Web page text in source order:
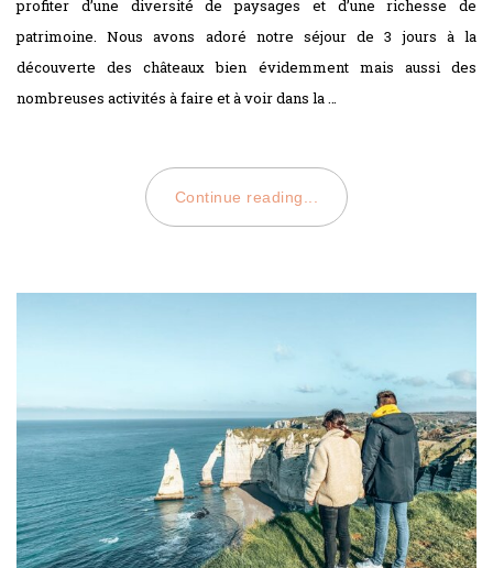
profiter d’une diversité de paysages et d’une richesse de
patrimoine. Nous avons adoré notre séjour de 3 jours à la
découverte des châteaux bien évidemment mais aussi des
nombreuses activités à faire et à voir dans la …
Continue reading...